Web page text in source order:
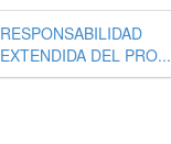
RESPONSABILIDAD
EXTENDIDA DEL PRO...